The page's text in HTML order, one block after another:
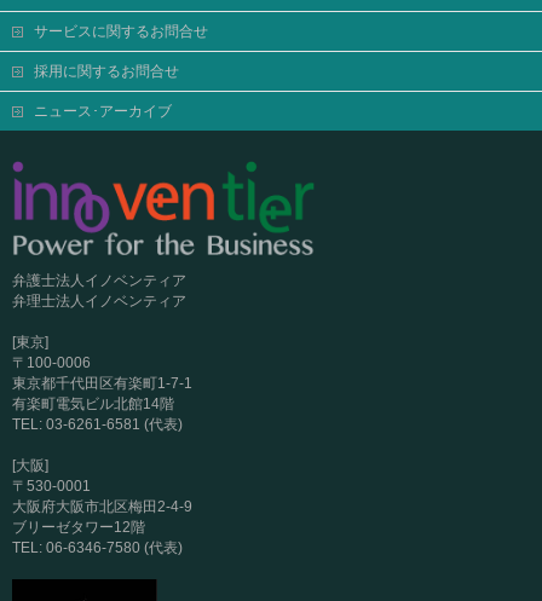
サービスに関するお問合せ
採用に関するお問合せ
ニュース･アーカイブ
弁護士法人イノベンティア
弁理士法人イノベンティア
[東京]
〒100-0006
東京都千代田区有楽町1-7-1
有楽町電気ビル北館14階
TEL: 03-6261-6581 (代表)
[大阪]
〒530-0001
大阪府大阪市北区梅田2-4-9
ブリーゼタワー12階
TEL: 06-6346-7580 (代表)